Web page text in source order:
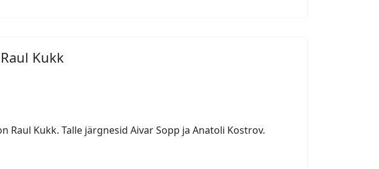
Kukk
Raul Kukk. Talle järgnesid Aivar Sopp ja Anatoli Kostrov.